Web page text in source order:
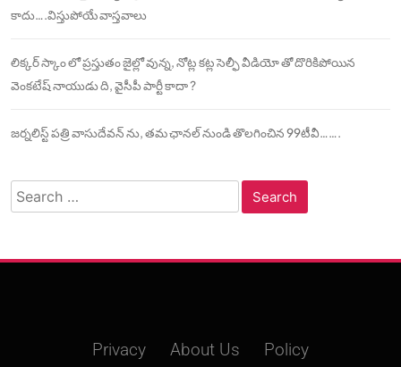
కాదు….విస్తుపోయే వాస్తవాలు
లిక్కర్ స్కాం లో ప్రస్తుతం జైల్లో వున్న, నోట్ల కట్ల సెల్ఫీ వీడియో తో దొరికిపోయిన
వెంకటేష్ నాయుడు ది, వైసీపీ పార్టీ కాదా ?
జర్నలిస్ట్ పత్రి వాసుదేవన్ ను, తమ ఛానల్ నుండి తొలగించిన 99టీవీ…….
Search
for:
Privacy About Us Policy